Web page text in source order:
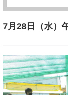
7月28日（水）